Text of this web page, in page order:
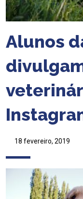
Alunos
18 fevereiro, 2019